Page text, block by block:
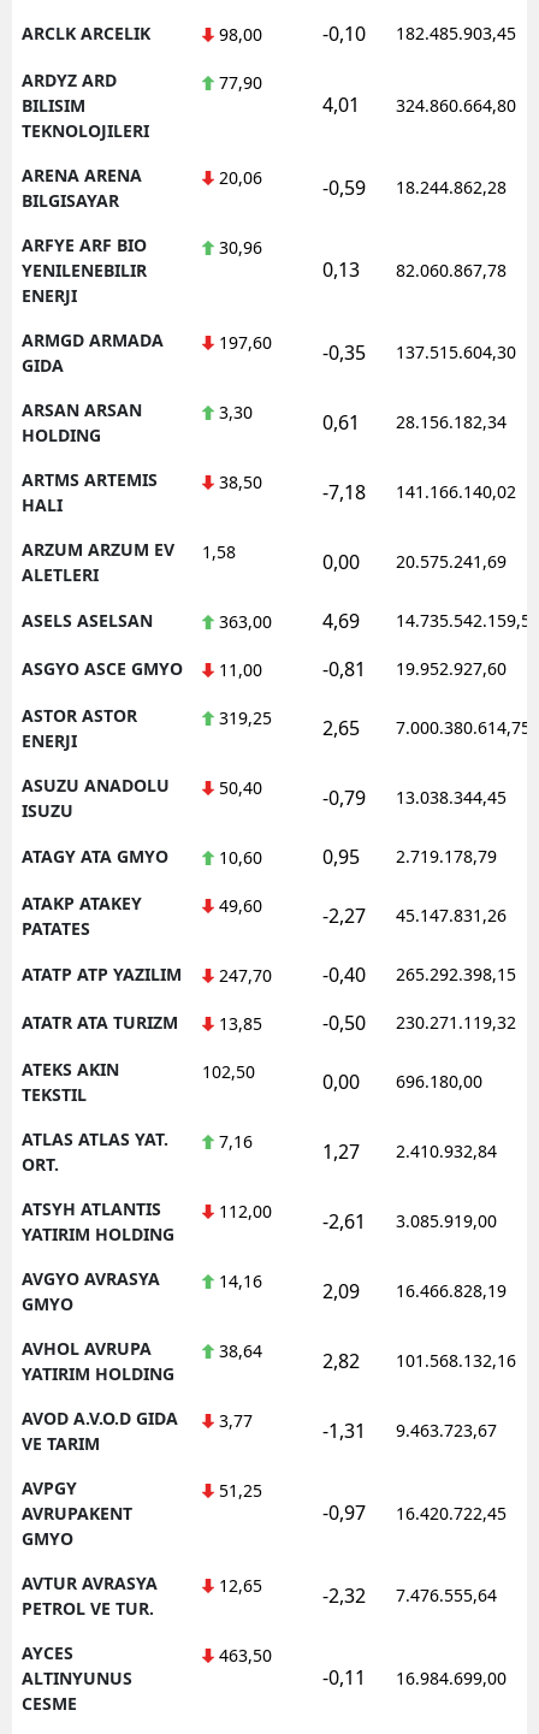
ARCLK ARCELIK 98,00 -0,10 182.485.903,45
ARDYZ ARD
BILISIM
TEKNOLOJILERI
77,90
4,01 324.860.664,80
ARENA ARENA
BILGISAYAR
20,06 -0,59 18.244.862,28
ARFYE ARF BIO
YENILENEBILIR
ENERJI
30,96
0,13 82.060.867,78
ARMGD ARMADA
GIDA
197,60 -0,35 137.515.604,30
ARSAN ARSAN
HOLDING
3,30 0,61 28.156.182,34
ARTMS ARTEMIS
HALI
38,50 -7,18 141.166.140,02
ARZUM ARZUM EV
ALETLERI
1,58 0,00 20.575.241,69
ASELS ASELSAN 363,00 4,69 14.735.542.159,50
ASGYO ASCE GMYO 11,00 -0,81 19.952.927,60
ASTOR ASTOR
ENERJI
319,25 2,65 7.000.380.614,75
ASUZU ANADOLU
ISUZU
50,40 -0,79 13.038.344,45
ATAGY ATA GMYO 10,60 0,95 2.719.178,79
ATAKP ATAKEY
PATATES
49,60 -2,27 45.147.831,26
ATATP ATP YAZILIM 247,70 -0,40 265.292.398,15
ATATR ATA TURIZM 13,85 -0,50 230.271.119,32
ATEKS AKIN
TEKSTIL
102,50 0,00 696.180,00
ATLAS ATLAS YAT.
ORT.
7,16 1,27 2.410.932,84
ATSYH ATLANTIS
YATIRIM HOLDING
112,00 -2,61 3.085.919,00
AVGYO AVRASYA
GMYO
14,16 2,09 16.466.828,19
AVHOL AVRUPA
YATIRIM HOLDING
38,64 2,82 101.568.132,16
AVOD A.V.O.D GIDA
VE TARIM
3,77 -1,31 9.463.723,67
AVPGY
AVRUPAKENT
GMYO
51,25
-0,97 16.420.722,45
AVTUR AVRASYA
PETROL VE TUR.
12,65 -2,32 7.476.555,64
AYCES
ALTINYUNUS
CESME
463,50
-0,11 16.984.699,00